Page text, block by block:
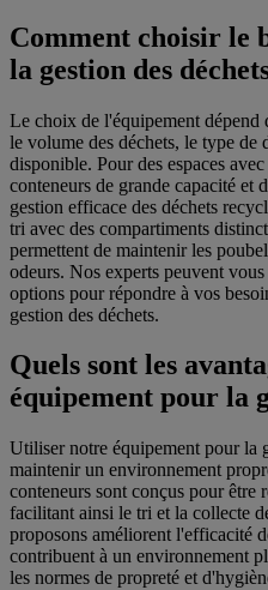
Comment choisir le
la gestion des
Le choix de l'équipement dépend
le volume des déchets, le type de
disponible. Pour des espaces
conteneurs de grande capacité et
gestion efficace des déchets
tri avec des compartiments
permettent de maintenir les
odeurs. Nos experts peuvent
options pour répondre à vos
gestion des déchets.
Quels sont les
équipement pour la
Utiliser notre équipement pour la
maintenir un environnement
conteneurs sont conçus pour être
facilitant ainsi le tri et la collecte
proposons améliorent l'efficacité
contribuent à un environnement
les normes de propreté et